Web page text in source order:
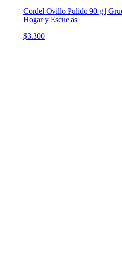
Cordel Ovillo Pulido 90 g |
Hogar y Escuelas
$3.300